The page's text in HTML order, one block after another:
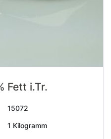
Fett i.Tr.
15072
1 Kilogramm